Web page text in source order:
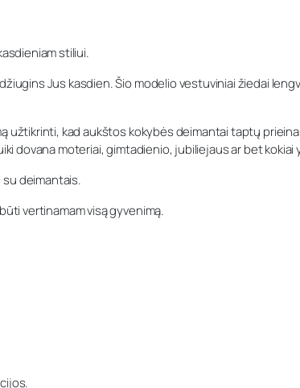
stiliui.
Jus kasdien. Šio modelio vestuviniai žiedai
užtikrinti, kad aukštos kokybės deimantai taptų
dovana moteriai, gimtadienio, jubiliejaus ar bet kokiai
su deimantais.
vertinamam visą gyvenimą.